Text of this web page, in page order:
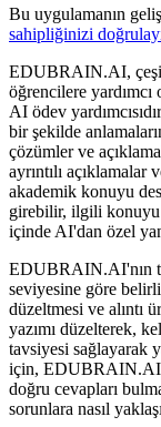
Bu uygulamanın
sahipliğinizi
EDUBRAIN.AI,
öğrencilere
AI ödev
bir şekilde
çözümler ve
ayrıntılı
akademik konuyu
girebilir, ilgili konuyu
içinde AI'dan özel
EDUBRAIN.AI'nın
seviyesine göre
düzeltmesi ve alıntı
yazımı düzelterek,
tavsiyesi sağlayarak
için, EDUBRAIN.AI
doğru cevapları
sorunlara nasıl